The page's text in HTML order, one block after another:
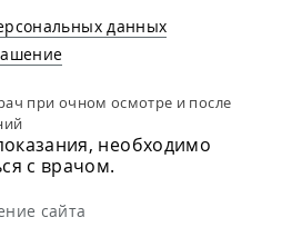
данных
при очном осмотре и после
необходимо
с врачом.
сайта